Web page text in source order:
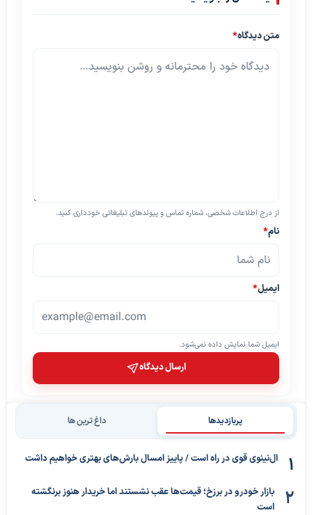
متن دیدگاه*
از درج اطلاعات شخصی، شماره تماس و پیوندهای تبلیغاتی خودداری کنید.
نام*
ایمیل*
ایمیل شما نمایش داده نمی‌شود.
ارسال دیدگاه
پربازدیدها داغ ترین ها
ال‌نینوی قوی در راه است / پاییز امسال بارش‌های بهتری خواهیم داشت
بازار خودرو در برزخ؛ قیمت‌ها عقب نشستند اما خریدار هنوز برنگشته
است